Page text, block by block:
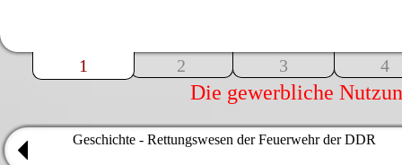
1 2 3 4
Die gewerbliche
Geschichte - Rettungswesen der Feuerwehr der DDR